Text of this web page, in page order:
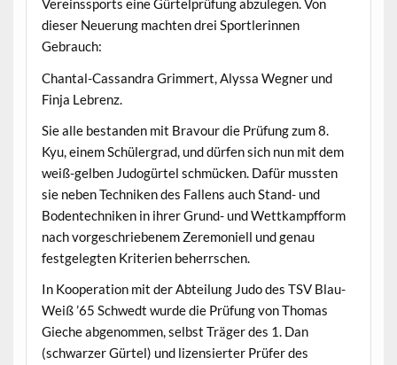
Vereinssports eine Gürtelprüfung abzulegen. Von
dieser Neuerung machten drei Sportlerinnen
Gebrauch:
Chantal-Cassandra Grimmert, Alyssa Wegner und
Finja Lebrenz.
Sie alle bestanden mit Bravour die Prüfung zum 8.
Kyu, einem Schülergrad, und dürfen sich nun mit dem
weiß-gelben Judogürtel schmücken. Dafür mussten
sie neben Techniken des Fallens auch Stand- und
Bodentechniken in ihrer Grund- und Wettkampfform
nach vorgeschriebenem Zeremoniell und genau
festgelegten Kriterien beherrschen.
In Kooperation mit der Abteilung Judo des TSV Blau-
Weiß ’65 Schwedt wurde die Prüfung von Thomas
Gieche abgenommen, selbst Träger des 1. Dan
(schwarzer Gürtel) und lizensierter Prüfer des